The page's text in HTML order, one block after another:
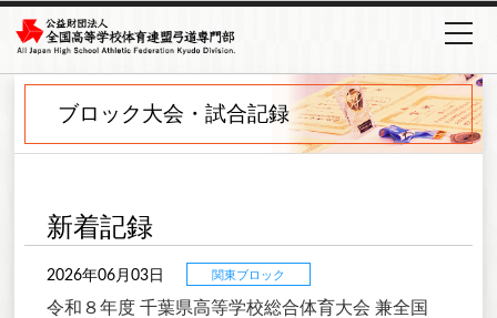
ブロック大会・試合記録
新着記録
2026年06月03日 関東ブロック
令和８年度 千葉県高等学校総合体育大会 兼全国